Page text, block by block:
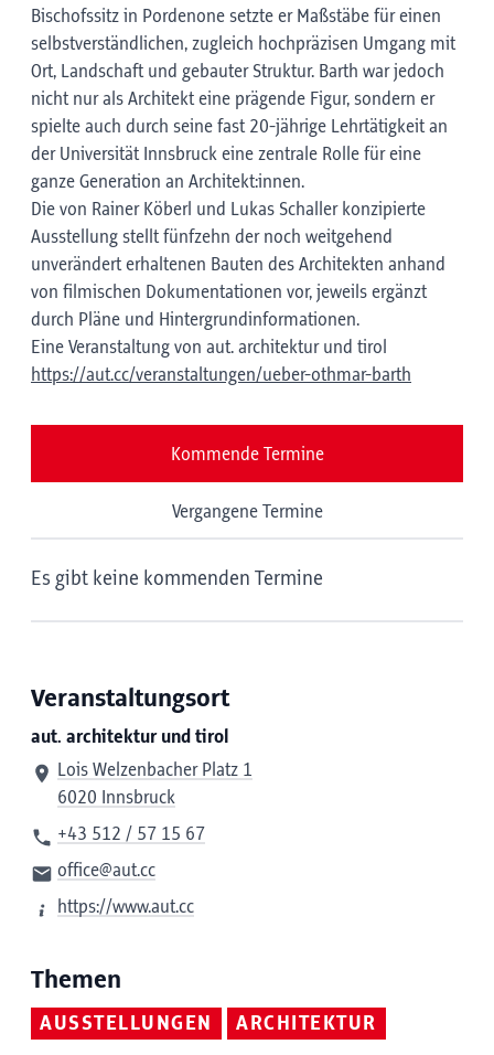
Bischofssitz in Pordenone setzte er Maßstäbe für einen
selbstverständlichen, zugleich hochpräzisen Umgang mit
Ort, Landschaft und gebauter Struktur. Barth war jedoch
nicht nur als Architekt eine prägende Figur, sondern er
spielte auch durch seine fast 20-jährige Lehrtätigkeit an
der Universität Innsbruck eine zentrale Rolle für eine
ganze Generation an Architekt:innen.
Die von Rainer Köberl und Lukas Schaller konzipierte
Ausstellung stellt fünfzehn der noch weitgehend
unverändert erhaltenen Bauten des Architekten anhand
von filmischen Dokumentationen vor, jeweils ergänzt
durch Pläne und Hintergrundinformationen.
Eine Veranstaltung von aut. architektur und tirol
https://aut.cc/veranstaltungen/ueber-othmar-barth
Kommende Termine
Vergangene Termine
Es gibt keine kommenden Termine
Veranstaltungsort
aut. architektur und tirol
Lois Welzenbacher Platz 1
6020 Innsbruck
+43 512 / 57 15 67
office@aut.cc
https://www.aut.cc
Themen
AUSSTELLUNGEN ARCHITEKTUR